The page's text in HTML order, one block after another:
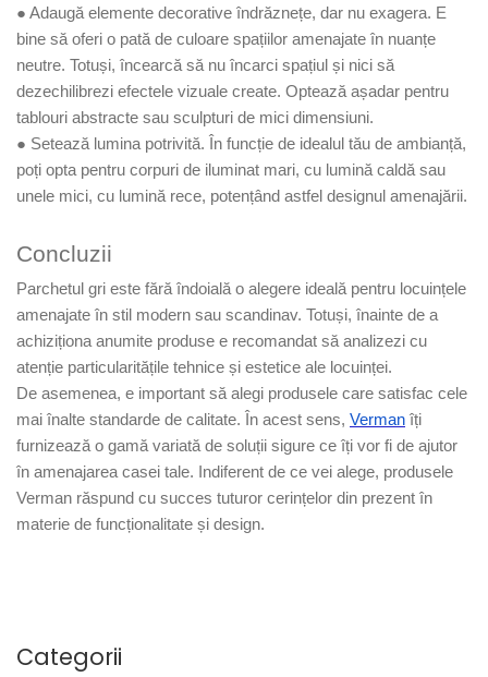
● Adaugă elemente decorative îndrăznețe, dar nu exagera. E
bine să oferi o pată de culoare spațiilor amenajate în nuanțe
neutre. Totuși, încearcă să nu încarci spațiul și nici să
dezechilibrezi efectele vizuale create. Optează așadar pentru
tablouri abstracte sau sculpturi de mici dimensiuni.
● Setează lumina potrivită. În funcție de idealul tău de ambianță,
poți opta pentru corpuri de iluminat mari, cu lumină caldă sau
unele mici, cu lumină rece, potențând astfel designul amenajării.
Concluzii
Parchetul gri este fără îndoială o alegere ideală pentru locuințele
amenajate în stil modern sau scandinav. Totuși, înainte de a
achiziționa anumite produse e recomandat să analizezi cu
atenție particularitățile tehnice și estetice ale locuinței.
De asemenea, e important să alegi produsele care satisfac cele
mai înalte standarde de calitate. În acest sens, Verman îți
furnizează o gamă variată de soluții sigure ce îți vor fi de ajutor
în amenajarea casei tale. Indiferent de ce vei alege, produsele
Verman răspund cu succes tuturor cerințelor din prezent în
materie de funcționalitate și design.
Categorii